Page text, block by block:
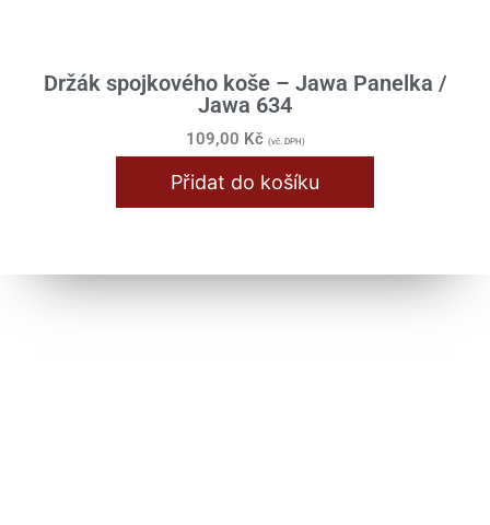
Držák spojkového koše – Jawa Panelka /
Jawa 634
109,00 Kč (vč. DPH)
Přidat do košíku